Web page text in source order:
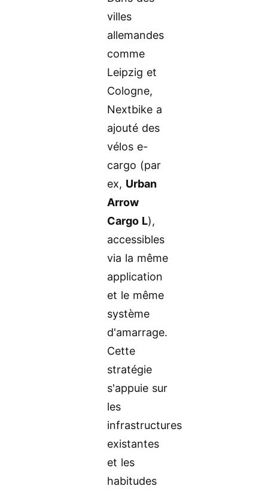
villes
allemandes
comme
Leipzig et
Cologne,
Nextbike a
ajouté des
vélos e-
cargo (par
ex, Urban
Arrow
Cargo L),
accessibles
via la même
application
et le même
système
d'amarrage.
Cette
stratégie
s'appuie sur
les
infrastructures
existantes
et les
habitudes